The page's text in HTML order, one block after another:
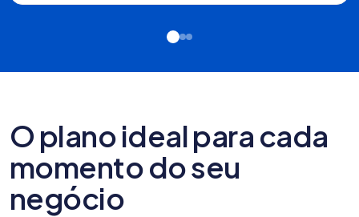
O plano ideal para cada
momento do seu
negócio